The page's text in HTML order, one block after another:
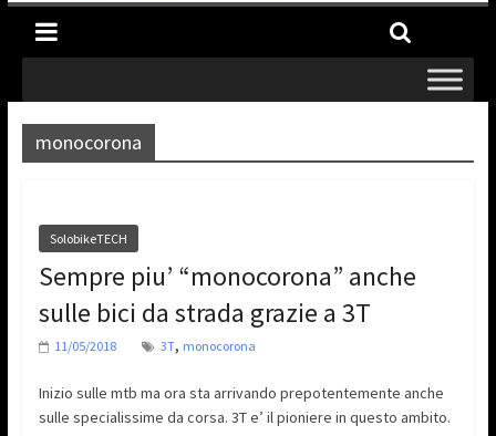
monocorona
SolobikeTECH
Sempre piu’ “monocorona” anche
sulle bici da strada grazie a 3T
11/05/2018 3T, monocorona
Inizio sulle mtb ma ora sta arrivando prepotentemente anche
sulle specialissime da corsa. 3T e’ il pioniere in questo ambito.